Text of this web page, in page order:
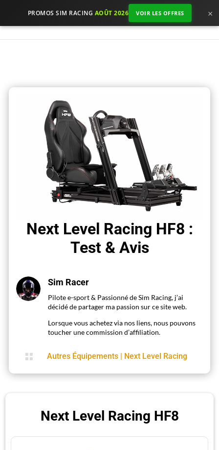
PROMOS SIM RACING AOÛT 2026 VOIR LES OFFRES ×
Next Level Racing HF8 :
Test & Avis
Sim Racer
Pilote e-sport & Passionné de Sim Racing, j’ai
décidé de partager ma passion sur ce site web.
Lorsque vous achetez via nos liens, nous pouvons
toucher une commission d’affiliation.
 Autres Équipements | Next Level Racing
Next Level Racing HF8